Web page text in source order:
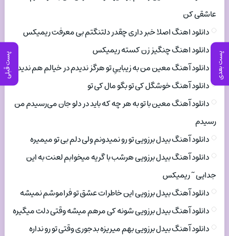
پست بعدی پست قبلی
عاشقی کن
دانلود اهنگ اصلا خبر داری چقدر دلتنگتم بی معرفت ریمیکس
دانلود اهنگ چنگیز زن کسته ریمیکس
دانلود آهنگ معین من به زیباییِ تو هرگز ندیدم در خیالم هم ندیدم
دانلود آهنگ خوشگل کی تو بگو مال کی تو
دانلود آهنگ معین با تو به هر چه که باید در دلو جان می‌رسیدم من
رسیدم
دانلود آهنگ بیدل برزویی تو رو نمیدونم ولی دلم بی تو میمیره
دانلود آهنگ بیدل برزویی هرشب با گریه میخوابم لعنت به این
جدایی ~ ریمیکس
دانلود آهنگ بیدل برزویی این خاطرات عشق تو فراموشم نمیشه
دانلود آهنگ بیدل برزویی شونه کی مرهم میشه وقتی دلت میگیره
دانلود آهنگ بیدل برزویی بهم میریزه بدجوری وقتی تو رو نداره